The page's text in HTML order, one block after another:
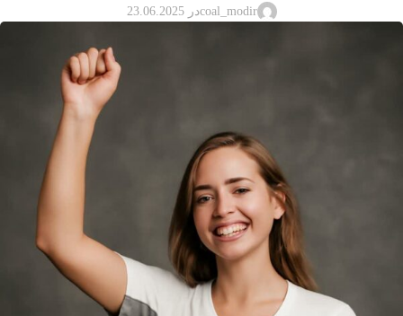
coal_modirدر 23.06.2025